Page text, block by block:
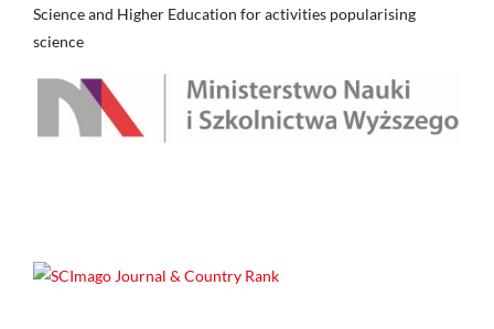
Science and Higher Education for activities popularising
science